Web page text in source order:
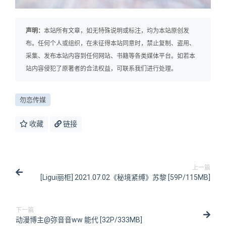
声明： 本站所有文章，如无特殊说明或标注，均为本站原创发
布。任何个人或组织，在未征得本站同意时，禁止复制、盗用、
采集、发布本站内容到任何网站、书籍等各类媒体平台。如若本
站内容侵犯了原著者的合法权益，可联系我们进行处理。
勿恋传媒
收藏 链接
上一篇
[Ligui丽柜] 2021.07.02《秘境紧缚》苏黎 [59P/115MB]
下一篇
动漫博主@弥音音ww 能代 [32P/333MB]